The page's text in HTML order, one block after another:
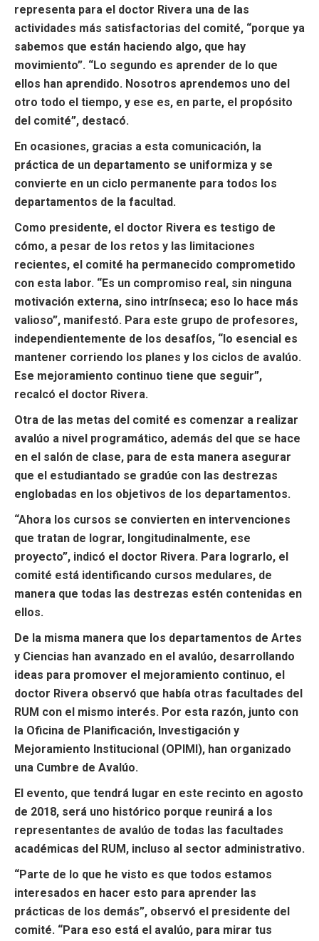
representa para el doctor Rivera una de las
actividades más satisfactorias del comité, “porque ya
sabemos que están haciendo algo, que hay
movimiento”. “Lo segundo es aprender de lo que
ellos han aprendido. Nosotros aprendemos uno del
otro todo el tiempo, y ese es, en parte, el propósito
del comité”, destacó.
En ocasiones, gracias a esta comunicación, la
práctica de un departamento se uniformiza y se
convierte en un ciclo permanente para todos los
departamentos de la facultad.
Como presidente, el doctor Rivera es testigo de
cómo, a pesar de los retos y las limitaciones
recientes, el comité ha permanecido comprometido
con esta labor. “Es un compromiso real, sin ninguna
motivación externa, sino intrínseca; eso lo hace más
valioso”, manifestó. Para este grupo de profesores,
independientemente de los desafíos, “lo esencial es
mantener corriendo los planes y los ciclos de avalúo.
Ese mejoramiento continuo tiene que seguir”,
recalcó el doctor Rivera.
Otra de las metas del comité es comenzar a realizar
avalúo a nivel programático, además del que se hace
en el salón de clase, para de esta manera asegurar
que el estudiantado se gradúe con las destrezas
englobadas en los objetivos de los departamentos.
“Ahora los cursos se convierten en intervenciones
que tratan de lograr, longitudinalmente, ese
proyecto”, indicó el doctor Rivera. Para lograrlo, el
comité está identificando cursos medulares, de
manera que todas las destrezas estén contenidas en
ellos.
De la misma manera que los departamentos de Artes
y Ciencias han avanzado en el avalúo, desarrollando
ideas para promover el mejoramiento continuo, el
doctor Rivera observó que había otras facultades del
RUM con el mismo interés. Por esta razón, junto con
la Oficina de Planificación, Investigación y
Mejoramiento Institucional (OPIMI), han organizado
una Cumbre de Avalúo.
El evento, que tendrá lugar en este recinto en agosto
de 2018, será uno histórico porque reunirá a los
representantes de avalúo de todas las facultades
académicas del RUM, incluso al sector administrativo.
“Parte de lo que he visto es que todos estamos
interesados en hacer esto para aprender las
prácticas de los demás”, observó el presidente del
comité. “Para eso está el avalúo, para mirar tus